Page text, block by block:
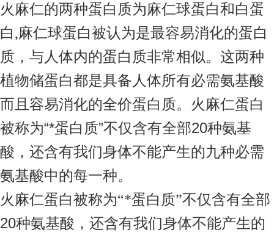
火麻仁的两种蛋白质为麻仁球蛋白和白蛋
白,麻仁球蛋白被认为是最容易消化的蛋白
质，与人体内的蛋白质非常相似。这两种
植物储蛋白都是具备人体所有必需氨基酸
而且容易消化的全价蛋白质。火麻仁蛋白
被称为“*蛋白质”不仅含有全部20种氨基
酸，还含有我们身体不能产生的九种必需
氨基酸中的每一种。
火麻仁蛋白被称为“*蛋白质”不仅含有全部
20种氨基酸，还含有我们身体不能产生的